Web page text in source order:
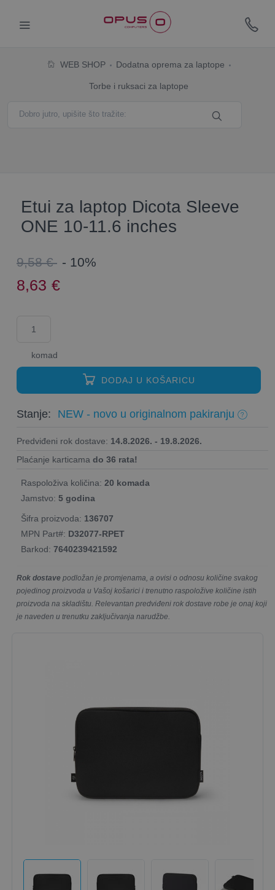
WEB SHOP Dodatna oprema za laptope
Torbe i ruksaci za laptope
Etui za laptop Dicota Sleeve
ONE 10-11.6 inches
9,58 € - 10%
8,63 €
komad
DODAJ U KOŠARICU
Stanje: NEW - novo u originalnom pakiranju
Predviđeni rok dostave: 14.8.2026. - 19.8.2026.
Plaćanje karticama do 36 rata!
Raspoloživa količina: 20 komada
Jamstvo: 5 godina
Šifra proizvoda: 136707
MPN Part#: D32077-RPET
Barkod: 7640239421592
Rok dostave podložan je promjenama, a ovisi o odnosu količine svakog
pojedinog proizvoda u Vašoj košarici i trenutno raspoložive količine istih
proizvoda na skladištu. Relevantan predviđeni rok dostave robe je onaj koji
je naveden u trenutku zaključivanja narudžbe.